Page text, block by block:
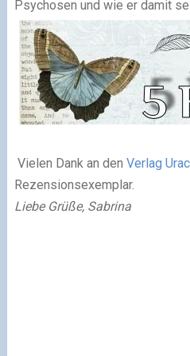
Psychosen und wie er damit
Vielen Dank an den Verlag
Rezensionsexemplar.
Liebe Grüße, Sabrina